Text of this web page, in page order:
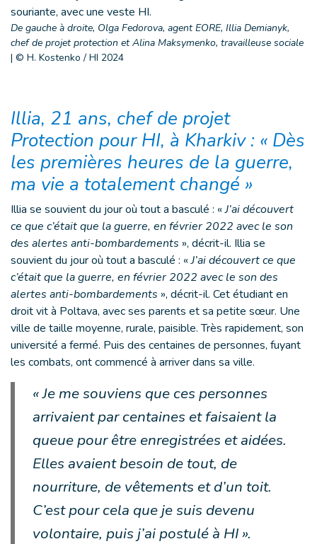
De gauche à droite, Olga Fedorova, agent EORE, Illia Demianyk,
chef de projet protection et Alina Maksymenko, travailleuse sociale
| © H. Kostenko / HI 2024
Illia, 21 ans, chef de projet
Protection pour HI, à Kharkiv : « Dès
les premières heures de la guerre,
ma vie a totalement changé »
Illia se souvient du jour où tout a basculé : «J’ai découvert
ce que c’était que la guerre, en février 2022 avec le son
des alertes anti-bombardements », décrit-il. Illia se
souvient du jour où tout a basculé : «J’ai découvert ce que
c’était que la guerre, en février 2022 avec le son des
alertes anti-bombardements », décrit-il. Cet étudiant en
droit vit à Poltava, avec ses parents et sa petite sœur. Une
ville de taille moyenne, rurale, paisible. Très rapidement, son
université a fermé. Puis des centaines de personnes, fuyant
les combats, ont commencé à arriver dans sa ville.
« Je me souviens que ces personnes
arrivaient par centaines et faisaient la
queue pour être enregistrées et aidées.
Elles avaient besoin de tout, de
nourriture, de vêtements et d’un toit.
C’est pour cela que je suis devenu
volontaire, puis j’ai postulé à HI ».